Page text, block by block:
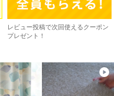
レビュー投稿で次回使えるクーポン
プレゼント！